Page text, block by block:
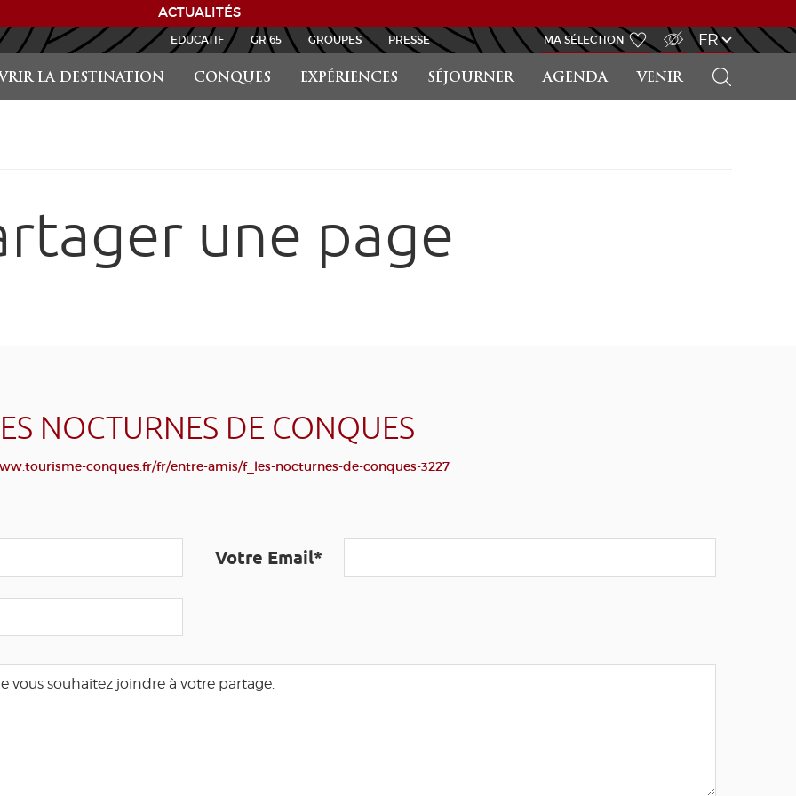
ACTUALITÉS
LA DESTINATION CONQUES EXPÉRIENCES SÉJOURNER AGENDA VENIR
EDUCATIF GR 65 GROUPES PRESSE MA SÉLECTION FR
une page
NOCTURNES DE CONQUES
conques.fr/fr/entre-amis/f_les-nocturnes-de-conques-3227
Votre Email*